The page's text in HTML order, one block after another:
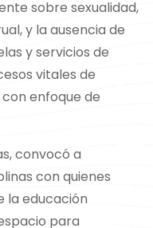
sobre sexualidad,
y la ausencia de
y servicios de
vitales de
enfoque de
convocó a
con quienes
la educación
para